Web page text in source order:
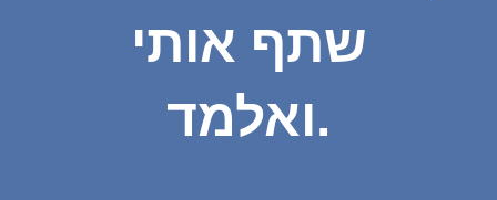
שתף אותי
ואלמד.